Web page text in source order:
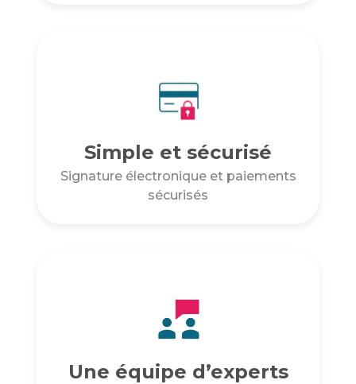
Simple et sécurisé
Signature électronique et paiements
sécurisés
Une équipe d’experts